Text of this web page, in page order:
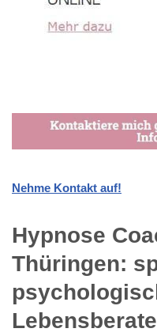
Nehme Kontakt auf!
Hypnose
Thüringen: